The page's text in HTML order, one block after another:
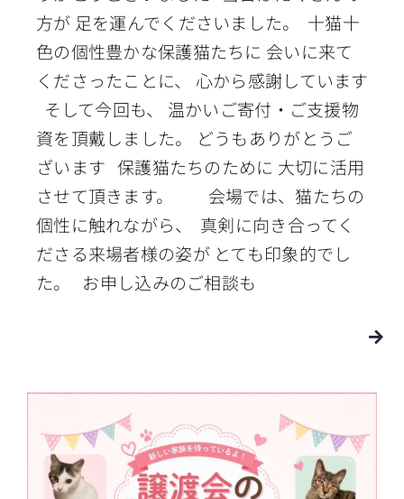
方が 足を運んでくださいました。 十猫十
色の個性豊かな保護猫たちに 会いに来て
くださったことに、 心から感謝しています
そして今回も、 温かいご寄付・ご支援物
資を頂戴しました。 どうもありがとうご
ざいます 保護猫たちのために 大切に活用
させて頂きます。 会場では、猫たちの
個性に触れながら、 真剣に向き合ってく
ださる来場者様の姿が とても印象的でし
た。 お申し込みのご相談も